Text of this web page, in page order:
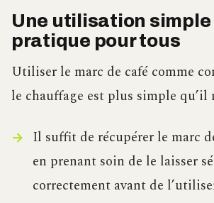
Une utilisation simple
pratique pour tous
Utiliser le marc de café comme
le chauffage est plus simple qu’il
Il suffit de récupérer le marc
en prenant soin de le laisser
correctement avant de